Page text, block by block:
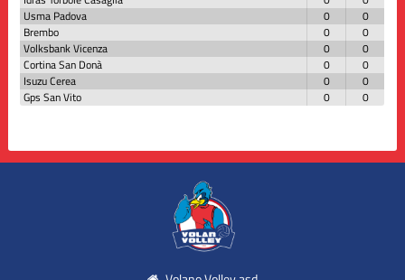
Usma Padova
0
0
Brembo
0
0
Volksbank Vicenza
0
0
Cortina San Donà
0
0
Isuzu Cerea
0
0
Gps San Vito
0 0